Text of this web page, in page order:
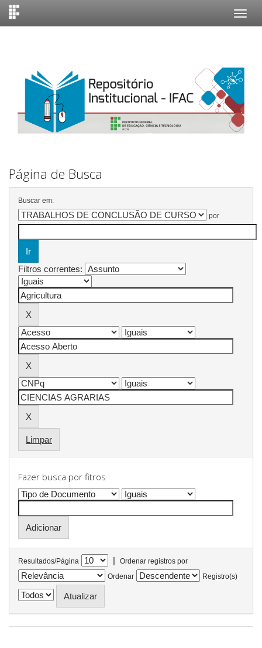
Página de Busca
Buscar em:
por
Filtros correntes:
Limpar
Fazer busca por fitros
Resultados/Página |
Ordenar registros por
Ordenar
Registro(s)